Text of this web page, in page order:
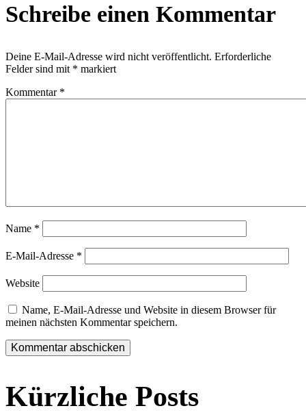
Schreibe einen Kommentar
Deine E-Mail-Adresse wird nicht veröffentlicht. Erforderliche
Felder sind mit * markiert
Kommentar *
Name *
E-Mail-Adresse *
Website
Name, E-Mail-Adresse und Website in diesem Browser für
meinen nächsten Kommentar speichern.
Kürzliche Posts